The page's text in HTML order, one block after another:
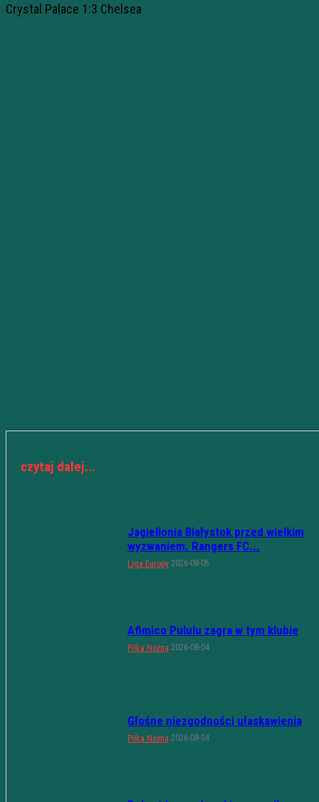
Crystal Palace 1:3 Chelsea
czytaj dalej...
Jagiellonia Białystok przed wielkim
wyzwaniem. Rangers FC...
Liga Europy 2026-08-05
Afimico Pululu zagra w tym klubie
Piłka Nożna 2026-08-04
Głośne niezgodności ułaskawienia
Piłka Nożna 2026-08-04